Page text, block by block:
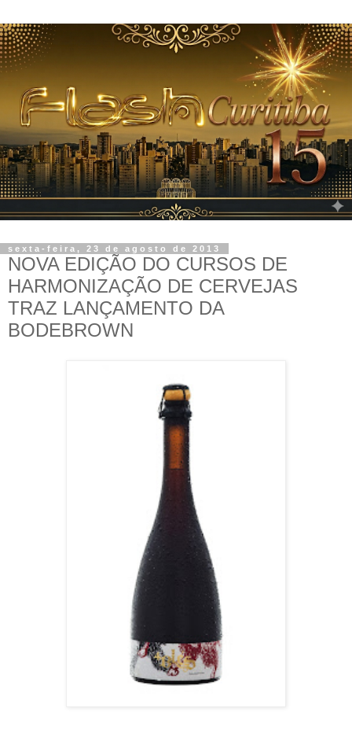
sexta-feira, 23 de agosto de 2013
NOVA EDIÇÃO DO CURSOS DE
HARMONIZAÇÃO DE CERVEJAS
TRAZ LANÇAMENTO DA
BODEBROWN